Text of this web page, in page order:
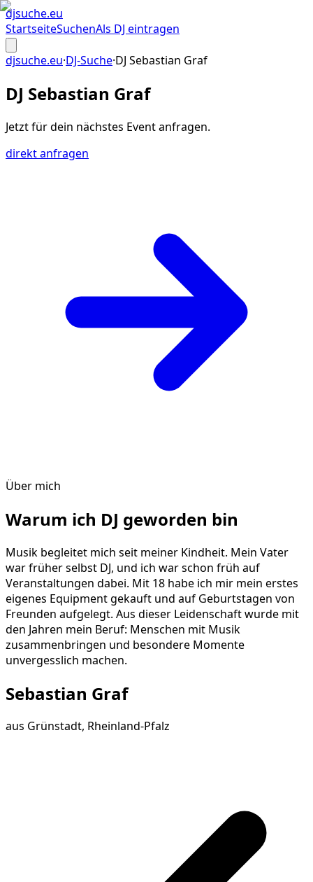
djsuche.eu
StartseiteSuchenAls DJ eintragen
djsuche.eu·DJ-Suche·DJ Sebastian Graf
DJ Sebastian Graf
Jetzt für dein nächstes Eventanfragen.
direkt anfragen
Über mich
Warum ich DJ geworden bin
Musik begleitet mich seit meiner Kindheit. Mein Vater
war früher selbst DJ, und ich war schon früh auf
Veranstaltungen dabei. Mit 18 habe ich mir mein erstes
eigenes Equipment gekauft und auf Geburtstagen von
Freunden aufgelegt. Aus dieser Leidenschaft wurde mit
den Jahren mein Beruf: Menschen mit Musik
zusammenbringen und besondere Momente
unvergesslich machen.
Sebastian Graf
aus Grünstadt, Rheinland-Pfalz